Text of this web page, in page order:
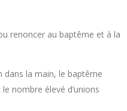
renoncer au baptême et à la
dans la main, le baptême
nombre élevé d’unions